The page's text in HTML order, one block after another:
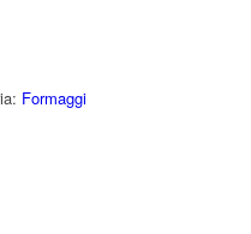
Formaggi